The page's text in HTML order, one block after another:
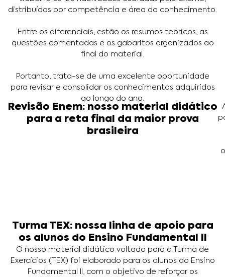
distribuídas por competência e área do conhecimento.
Entre os diferenciais, estão os resumos teóricos, as
questões comentadas e os gabaritos organizados ao
final do material.
Portanto, trata-se de uma excelente oportunidade
para revisar e consolidar os conhecimentos adquiridos
ao longo do ano.
Revisão Enem: nosso material didático
para a reta final da maior prova
brasileira
Turma TEX: nossa linha de apoio para
os alunos do Ensino Fundamental II
O nosso material didático voltado para a Turma de
Exercícios (TEX) foi elaborado para os alunos do Ensino
Fundamental II, com o objetivo de reforçar os